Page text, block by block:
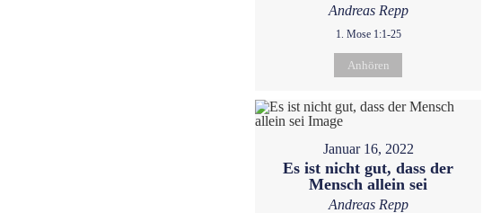
Andreas Repp
1. Mose 1:1-25
Anhören
Januar 16, 2022
Es ist nicht gut, dass der
Mensch allein sei
Andreas Repp